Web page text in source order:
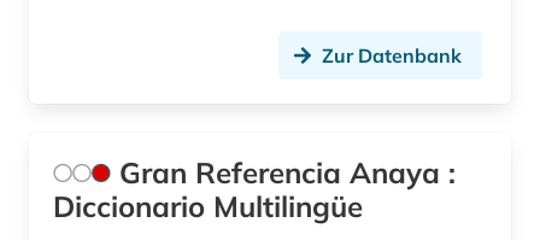
Zur Datenbank
Gran Referencia Anaya :
Diccionario Multilingüe